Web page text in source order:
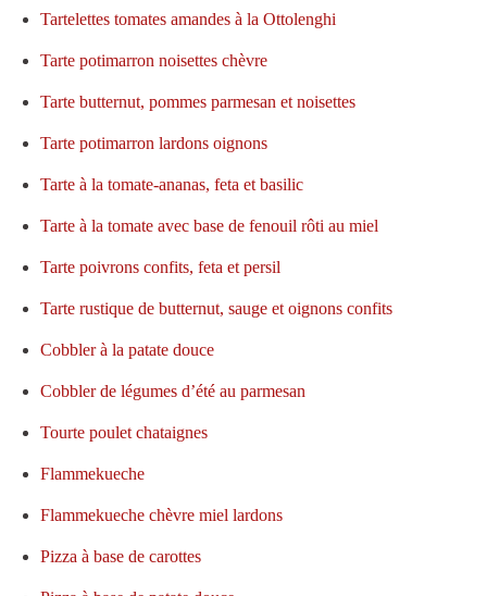
Tartelettes tomates amandes à la Ottolenghi
Tarte potimarron noisettes chèvre
Tarte butternut, pommes parmesan et noisettes
Tarte potimarron lardons oignons
Tarte à la tomate-ananas, feta et basilic
Tarte à la tomate avec base de fenouil rôti au miel
Tarte poivrons confits, feta et persil
Tarte rustique de butternut, sauge et oignons confits
Cobbler à la patate douce
Cobbler de légumes d’été au parmesan
Tourte poulet chataignes
Flammekueche
Flammekueche chèvre miel lardons
Pizza à base de carottes